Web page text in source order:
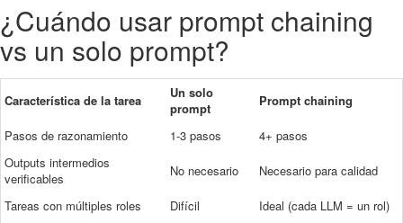
¿Cuándo usar prompt chaining
vs un solo prompt?
Característica de la tarea
Un solo
prompt
Prompt chaining
Pasos de razonamiento 1-3 pasos
4+ pasos
Outputs intermedios
verificables
No necesario Necesario para calidad
Tareas con múltiples roles Difícil
Ideal (cada LLM = un rol)